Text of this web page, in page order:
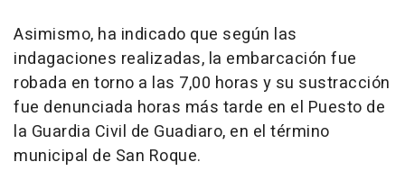
Asimismo, ha indicado que según las
indagaciones realizadas, la embarcación fue
robada en torno a las 7,00 horas y su sustracción
fue denunciada horas más tarde en el Puesto de
la Guardia Civil de Guadiaro, en el término
municipal de San Roque.